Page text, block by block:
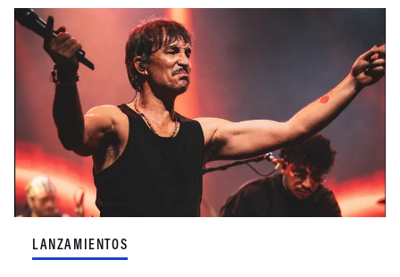
LANZAMIENTOS